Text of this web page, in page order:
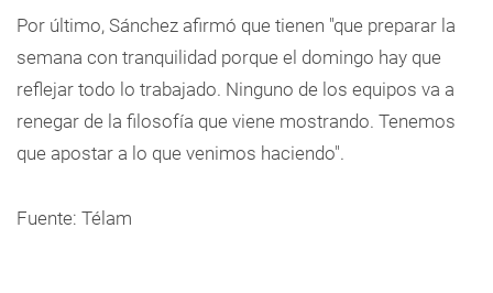
Por último, Sánchez afirmó que tienen "que preparar la
semana con tranquilidad porque el domingo hay que
reflejar todo lo trabajado. Ninguno de los equipos va a
renegar de la filosofía que viene mostrando. Tenemos
que apostar a lo que venimos haciendo".
Fuente: Télam